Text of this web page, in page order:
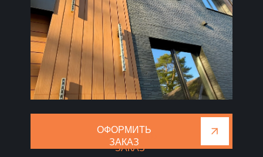
ОФОРМИТЬ
ЗАКАЗ
ОФОРМИТЬ
ЗАКАЗ